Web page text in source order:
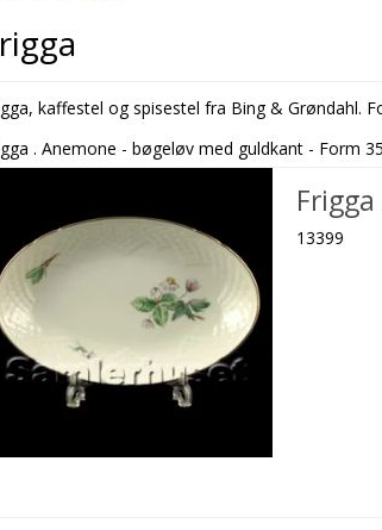
kaffestel og spisestel fra Bing & Grøndahl.
. Anemone - bøgeløv med guldkant - Form
13399